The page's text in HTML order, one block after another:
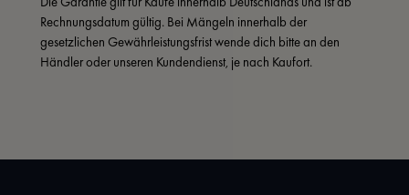
Rechnungsdatum gültig. Bei Mängeln innerhalb der
gesetzlichen Gewährleistungsfrist wende dich bitte an den
Händler oder unseren Kundendienst, je nach Kaufort.